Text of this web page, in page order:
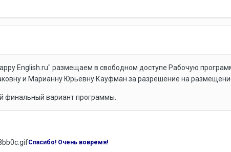
English.ru" размещаем в свободном доступе Рабочую
и Марианну Юрьевну Кауфман за разрешение на
финальный вариант программы.
Спасибо! Очень вовремя!